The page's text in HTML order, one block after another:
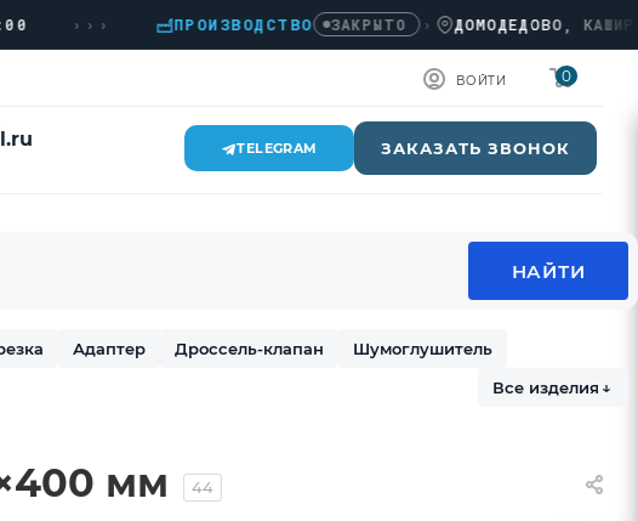
››› ПРОИЗВОДСТВО ЗАКРЫТО › ДОМОДЕДОВО,
ВОЙТИ 0
TELEGRAM ЗАКАЗАТЬ ЗВОНОК
Адаптер Дроссель-клапан
Шумоглушитель
Все изделия ↓
мм 44